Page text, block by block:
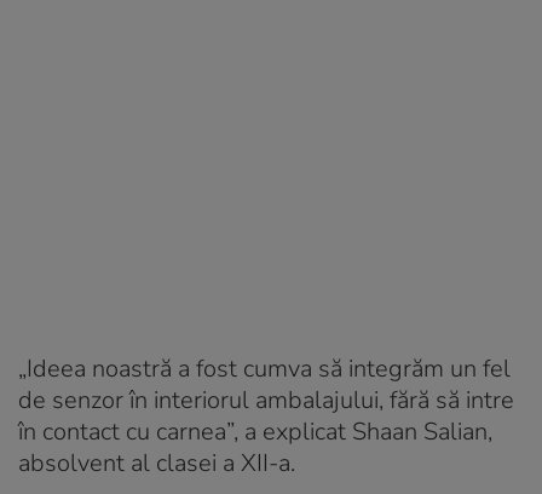
„Ideea noastră a fost cumva să integrăm un fel
de senzor în interiorul ambalajului, fără să intre
în contact cu carnea”, a explicat Shaan Salian,
absolvent al clasei a XII-a.